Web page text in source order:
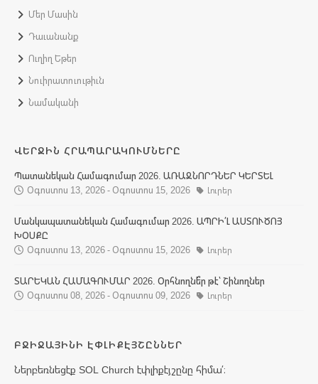
Մեր Մասին
Դաւանանք
Ուղիղ Եթեր
Նուիրատուութիւն
Նամականի
ՎԵՐՋԻՆ ՀՐԱՊԱՐԱԿՈՒՄՆԵՐԸ
Պատանեկան Համագումար 2026. ԱՌԱՋՆՈՐԴՆԵՐ ԿԵՐՏԵԼ
Օգոստոս 13, 2026 - Օգոստոս 15, 2026
Լուրեր
Մանկապատանեկան Համագումար 2026. ԱՊՐԻ՛Լ ԱՍՏՈՒԾՈՅ
ԽՕՍՔԸ
Օգոստոս 13, 2026 - Օգոստոս 15, 2026
Լուրեր
ՏԱՐԵԿԱՆ ՀԱՄԱԳՈՒՄԱՐ 2026. Օրհնողնե՞ր թէ՝ Շինողներ
Օգոստոս 08, 2026 - Օգոստոս 09, 2026
Լուրեր
ԲՋԻՋԱՅԻՆԻ ԷՓԼԻՔԷՅՇԸՆՆԵՐ
Ներբեռնեցէք SOL Church էփլիքէյշընը հիմա՛։